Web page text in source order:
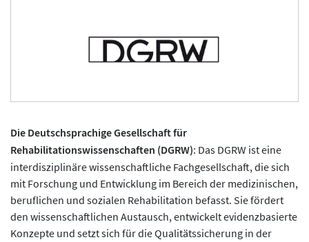
Die Deutschsprachige Gesellschaft für
Rehabilitationswissenschaften (DGRW): Das DGRW ist eine
interdisziplinäre wissenschaftliche Fachgesellschaft, die sich
mit Forschung und Entwicklung im Bereich der medizinischen,
beruflichen und sozialen Rehabilitation befasst. Sie fördert
den wissenschaftlichen Austausch, entwickelt evidenzbasierte
Konzepte und setzt sich für die Qualitätssicherung in der